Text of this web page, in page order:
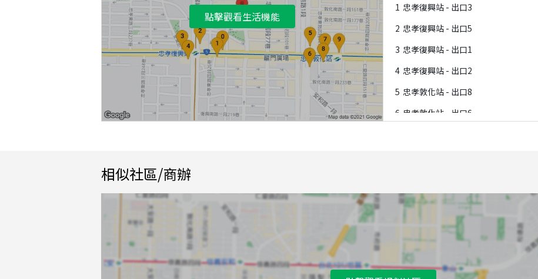
點擊觀看生活機能
1 忠孝復興站 - 出口3
2 忠孝復興站 - 出口5
3 忠孝復興站 - 出口1
4 忠孝復興站 - 出口2
5 忠孝敦化站 - 出口8
6 忠孝敦化站 - 出口6
相似社區/商辦